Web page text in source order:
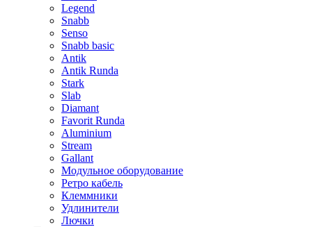
Legend
Snabb
Senso
Snabb basic
Antik
Antik Runda
Stark
Slab
Diamant
Favorit Runda
Aluminium
Stream
Gallant
Модульное оборудование
Ретро кабель
Клеммники
Удлинители
Лючки